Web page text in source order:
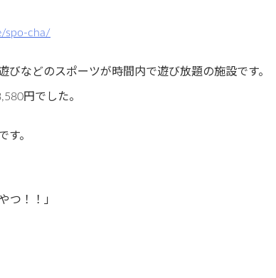
spo-cha/
びなどのスポーツが時間内で遊び放題の施設です。
円でした。
す。
つ！！」